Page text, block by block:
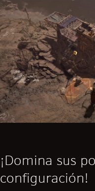
¡Domina sus
configuración!